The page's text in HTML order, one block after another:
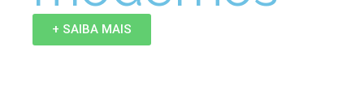
+ SAIBA MAIS